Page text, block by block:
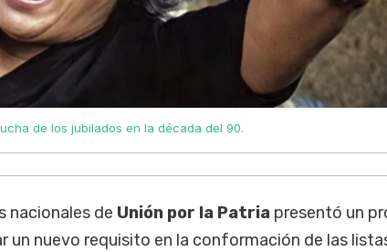
de los jubilados en la década del 90.
nacionales de Unión por la Patria presentó un
un nuevo requisito en la conformación de las